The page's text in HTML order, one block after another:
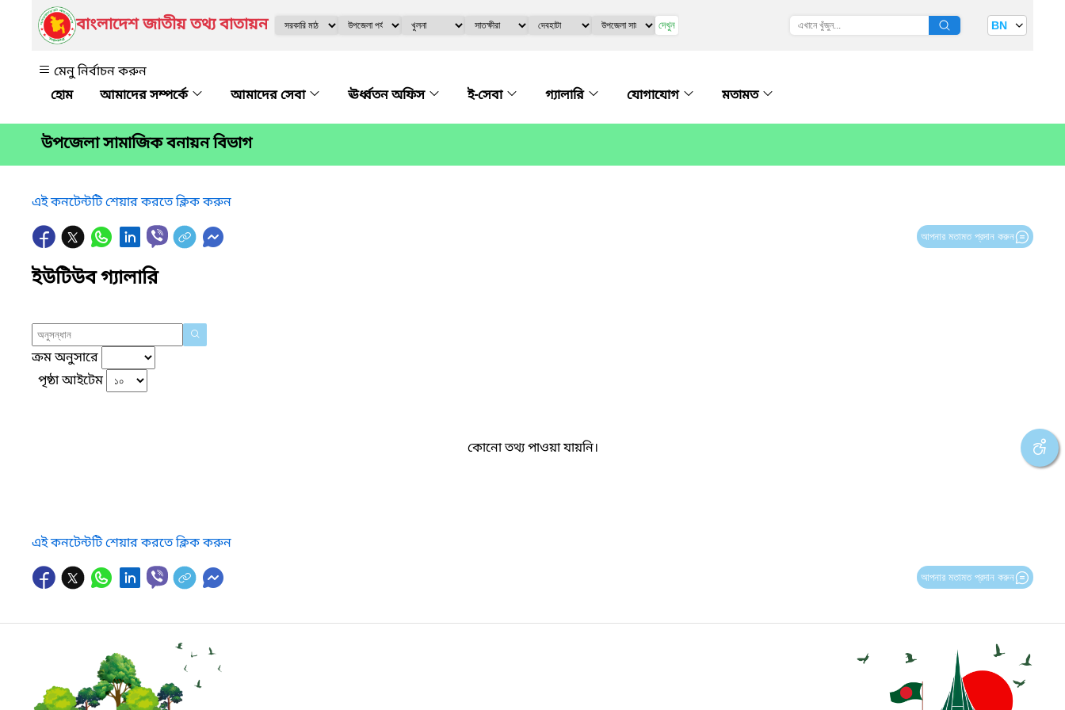
বাংলাদেশ জাতীয় তথ্য বাতায়ন দেখুন BN
মেনু নির্বাচন করুন
আমাদের সম্পর্কে
আমাদের সেবা ঊর্ধ্বতন অফিস ই-সেবা গ্যালারি যোগাযোগ মতামত
উপজেলা সামাজিক বনায়ন বিভাগ
এই কনটেন্টটি শেয়ার করতে ক্লিক করুন
আপনার মতামত প্রদান করুন
ইউটিউব গ্যালারি
ক্রম অনুসারে
পৃষ্ঠা আইটেম
কোনো তথ্য পাওয়া যায়নি।
এই কনটেন্টটি শেয়ার করতে ক্লিক করুন
আপনার মতামত প্রদান করুন